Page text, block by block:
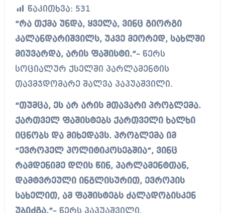
წაკითხვა: 531
“რა თქმა უნდა, ყველა, ვინც გიორგი
კალანდარიშვილს, უკვე მეორედ, სახლში
მიუვარდა, არის ფაშისტი.”– წერს
სოციალურ ქსელში პარლამენტის
თავმჯდომარე შალვა პაპუაშვილი.
“თუმცა, ეს არ არის მთავარი პრობლემა.
ქართველ ფაშისტებს ქართველი ხალხი
იცნობს და მიხედავს. პრობლემა იმ
“ევროპელ პოლიტიკოსებშია”, ვინც
რამდენიმე დღის წინ, პარლამენტთან,
დამტვრეული ინგლისურით, ევროპის
სახელით, ამ ფაშისტებს ძალადობისკენ